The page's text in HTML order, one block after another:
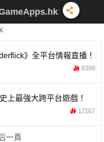
》全平台情報直播！
9399
上最強大跨平台遊戲！
12167
一頁